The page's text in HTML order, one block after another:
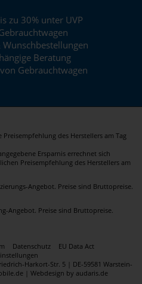
zu 30% unter UVP
Beratung
Gebrauchtwagen
des Herstellers am Tag
Ersparnis errechnet sich
Preisempfehlung des Herstellers am
Angebot. Preise sind Bruttopreise.
Angebot. Preise sind Bruttopreise.
Datenschutz
EU Data Act
Harkort-Str. 5 | DE-59581 Warstein-
| Webdesign by audaris.de